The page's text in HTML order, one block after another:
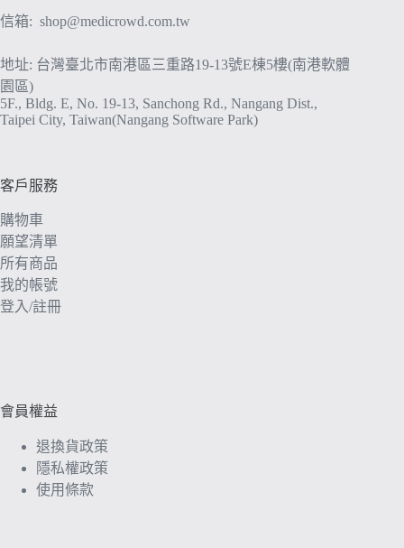
信箱: shop@medicrowd.com.tw
地址: 台灣臺北市南港區三重路19-13號E棟5樓(南港軟體
園區)
5F., Bldg. E, No. 19-13, Sanchong Rd., Nangang Dist.,
Taipei City, Taiwan(Nangang Software Park)
客戶服務
購物車
願望清單
所有商品
我的帳號
登入/註冊
會員權益
退換貨政策
隱私權政策
使用條款